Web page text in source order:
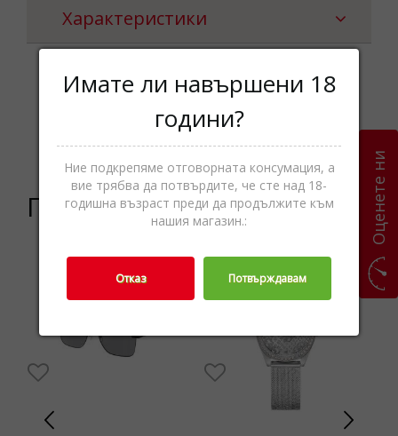
Характеристики
Чанти за през
рамо,Дамски
Подобни продукти Оценете ни
Имате ли навършени 18
години?
Ние подкрепяме отговорната консумация, а
вие трябва да потвърдите, че сте над 18-
годишна възраст преди да продължите към
нашия магазин.:
Отказ Потвърждавам